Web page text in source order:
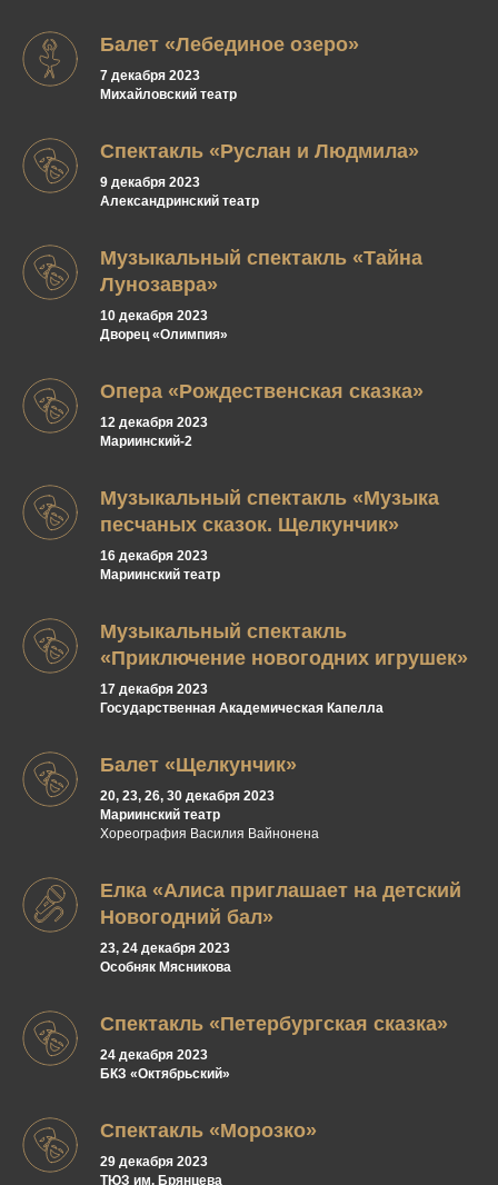
Балет «Лебединое озеро»
7 декабря 2023
Михайловский театр
Спектакль «Руслан и Людмила»
9 декабря 2023
Александринский театр
Музыкальный спектакль «Тайна
Лунозавра»
10 декабря 2023
Дворец «Олимпия»
Опера «Рождественская сказка»
12 декабря 2023
Мариинский-2
Музыкальный спектакль «Музыка
песчаных сказок. Щелкунчик»
16 декабря 2023
Мариинский театр
Музыкальный спектакль
«Приключение новогодних игрушек»
17 декабря 2023
Государственная Академическая Капелла
Балет «Щелкунчик»
20, 23, 26, 30 декабря 2023
Мариинский театр
Хореография Василия Вайнонена
Елка «Алиса приглашает на детский
Новогодний бал»
23, 24 декабря 2023
Особняк Мясникова
Спектакль «Петербургская сказка»
24 декабря 2023
БКЗ «Октябрьский»
Спектакль «Морозко»
29 декабря 2023
ТЮЗ им. Брянцева